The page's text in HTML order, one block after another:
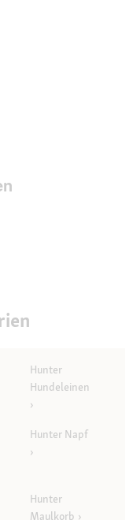
Hunter
Hundeleinen
Hunter Napf
Hunter
Maulkorb